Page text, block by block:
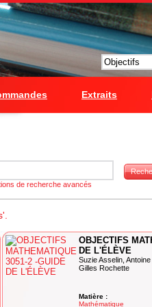
Extraits
de recherche avancés
OBJECTIFS
DE L'ÉLÈVE
Suzie Asselin,
Gilles Rochette
Matière :
Mathématique